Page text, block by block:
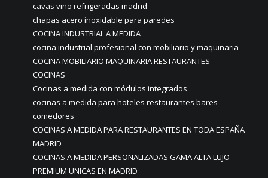
cavas vino refrigeradas madrid
chapas acero inoxidable para paredes
COCINA INDUSTRIAL A MEDIDA
cocina industrial profesional con mobiliario y maquinaria
COCINA MOBILIARIO MAQUINARIA RESTAURANTES
COCINAS
Cocinas a medida con módulos integrados
cocinas a medida para hoteles restaurantes bares
comedores
COCINAS A MEDIDA PARA RESTAURANTES EN TODA ESPAÑA
MADRID
COCINAS A MEDIDA PERSONALIZADAS GAMA ALTA LUJO
PREMIUM UNICAS EN MADRID